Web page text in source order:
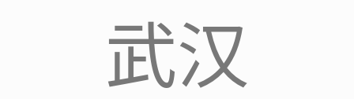
武汉